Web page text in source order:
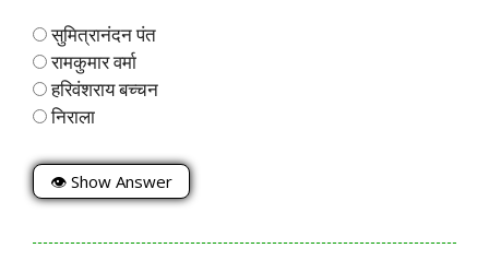
सुमित्रानंदन पंत
रामकुमार वर्मा
हरिवंशराय बच्चन
निराला
👁 Show Answer